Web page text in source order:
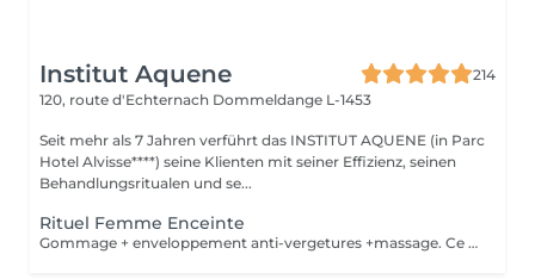
Institut Aquene
214
120, route d'Echternach Dommeldange L-1453
Seit mehr als 7 Jahren verführt das INSTITUT AQUENE (in Parc
Hotel Alvisse****) seine Klienten mit seiner Effizienz, seinen
Behandlungsritualen und se...
Rituel Femme Enceinte
Gommage + enveloppement anti-vergetures +massage. Ce soin sophistiqué utilise des ingrédients naturels aux propriétés antioxydantes qui permettent de stimuler la circulation veineuse et lymphatique, il permet de savourer en toute confiance un moment de relaxation et de bien-être absolu entre la maman et le futur bébé.